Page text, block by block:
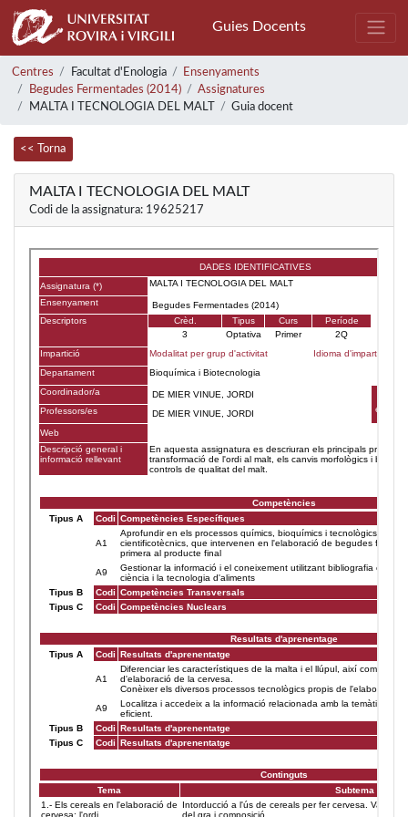
Guies Docents
Centres Facultat d'Enologia
Ensenyaments
Begudes Fermentades (2014)
Assignatures
MALTA I TECNOLOGIA DEL MALT
Guia docent
<< Torna
MALTA I TECNOLOGIA DEL MALT
Codi de la assignatura: 19625217